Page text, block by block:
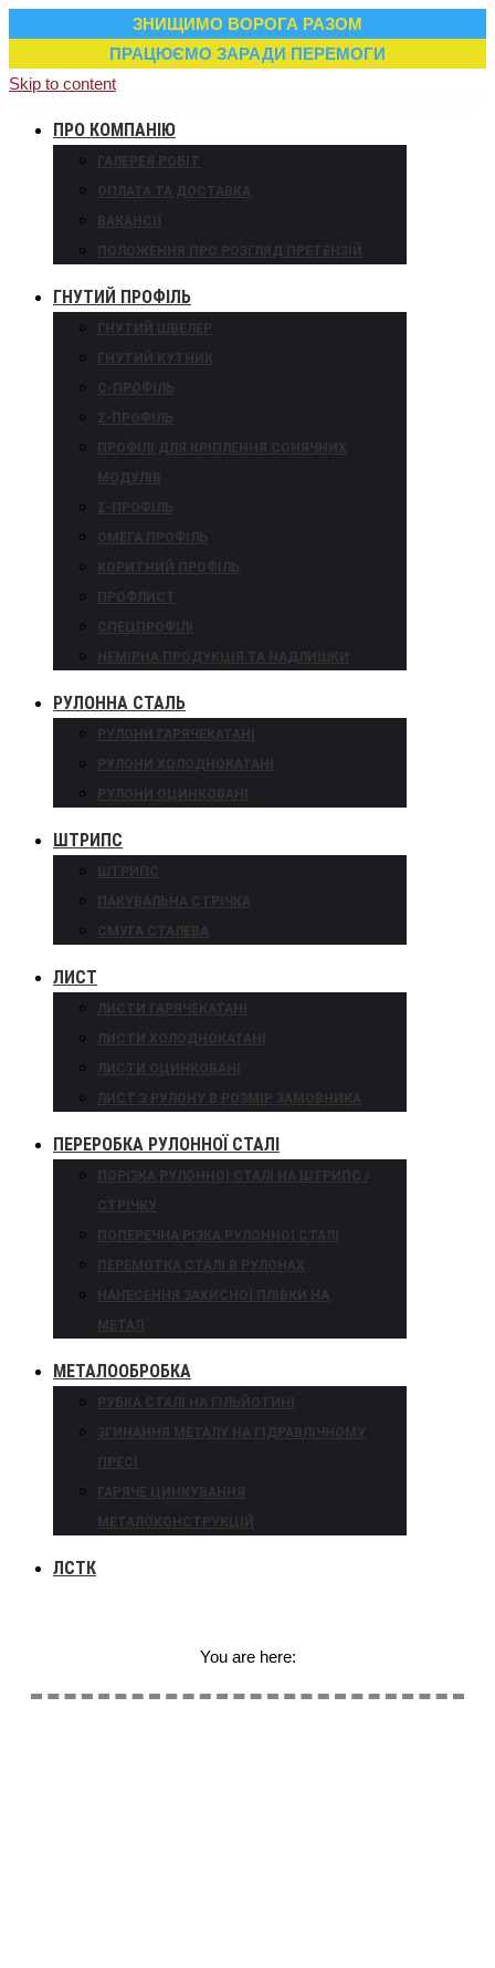
ЗНИЩИМО ВОРОГА РАЗОМ
ПРАЦЮЄМО ЗАРАДИ ПЕРЕМОГИ
Skip to content
ПРО КОМПАНІЮ
ГАЛЕРЕЯ РОБІТ
ОПЛАТА ТА ДОСТАВКА
ВАКАНСІЇ
ПОЛОЖЕННЯ ПРО РОЗГЛЯД ПРЕТЕНЗІЙ
ГНУТИЙ ПРОФІЛЬ
ГНУТИЙ ШВЕЛЕР
ГНУТИЙ КУТНИК
С-ПРОФІЛЬ
Z-ПРОФІЛЬ
ПРОФІЛІ ДЛЯ КРІПЛЕННЯ СОНЯЧНИХ
МОДУЛІВ
Σ-ПРОФІЛЬ
ОМЕГА ПРОФІЛЬ
КОРИТНИЙ ПРОФІЛЬ
ПРОФЛИСТ
СПЕЦПРОФІЛІ
НЕМІРНА ПРОДУКЦІЯ ТА НАДЛИШКИ
РУЛОННА СТАЛЬ
РУЛОНИ ГАРЯЧЕКАТАНІ
РУЛОНИ ХОЛОДНОКАТАНІ
РУЛОНИ ОЦИНКОВАНІ
ШТРИПС
ШТРИПС
ПАКУВАЛЬНА СТРІЧКА
СМУГА СТАЛЕВА
ЛИСТ
ЛИСТИ ГАРЯЧЕКАТАНІ
ЛИСТИ ХОЛОДНОКАТАНІ
ЛИСТИ ОЦИНКОВАНІ
ЛИСТ З РУЛОНУ В РОЗМІР ЗАМОВНИКА
ПЕРЕРОБКА РУЛОННОЇ СТАЛІ
ПОРІЗКА РУЛОННОЇ СТАЛІ НА ШТРИПС /
СТРІЧКУ
ПОПЕРЕЧНА РІЗКА РУЛОННОЇ СТАЛІ
ПЕРЕМОТКА СТАЛІ В РУЛОНАХ
НАНЕСЕННЯ ЗАХИСНОЇ ПЛІВКИ НА
МЕТАЛ
МЕТАЛООБРОБКА
РУБКА СТАЛІ НА ГІЛЬЙОТИНІ
ЗГИНАННЯ МЕТАЛУ НА ГІДРАВЛІЧНОМУ
ПРЕСІ
ГАРЯЧЕ ЦИНКУВАННЯ
МЕТАЛОКОНСТРУКЦІЙ
ЛСТК
You are here: